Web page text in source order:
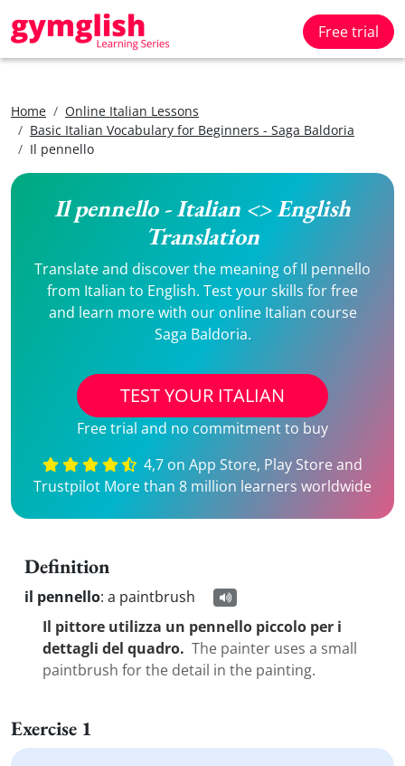
Free trial
Home
Online Italian Lessons
Basic Italian Vocabulary for Beginners - Saga Baldoria
Il pennello
Il pennello - Italian <> English
Translation
Translate and discover the meaning of Il pennello
from Italian to English. Test your skills for free
and learn more with our online Italian course
Saga Baldoria.
TEST YOUR ITALIAN
Free trial and no commitment to buy
4,7 on App Store, Play Store and
Trustpilot More than 8 million learners worldwide
Definition
il pennello: a paintbrush
Il pittore utilizza un pennello piccolo per i
dettagli del quadro. The painter uses a small
paintbrush for the detail in the painting.
Exercise 1